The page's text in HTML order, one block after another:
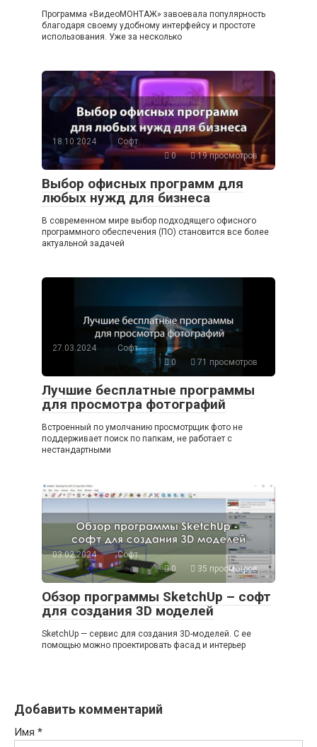
Программа «ВидеоМОНТАЖ» завоевала популярность
благодаря своему удобному интерфейсу и простоте
использования. Уже за несколько
18.10.2024
Софт
0
19 просмотров
Выбор офисных программ для
любых нужд для бизнеса
В современном мире выбор подходящего офисного
программного обеспечения (ПО) становится все более
актуальной задачей
27.03.2024
Софт
0
71 просмотров
Лучшие бесплатные программы
для просмотра фотографий
Встроенный по умолчанию просмотрщик фото не
поддерживает поиск по папкам, не работает с
нестандартными
03.02.2024
Софт
0
35 просмотров
Обзор программы SketchUp – софт
для создания 3D моделей
SketchUp — сервис для создания 3D-моделей. С ее
помощью можно проектировать фасад и интерьер
Добавить комментарий
Имя *